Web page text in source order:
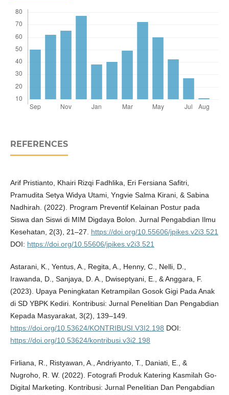
REFERENCES
Arif Pristianto, Khairi Rizqi Fadhlika, Eri Fersiana Safitri,
Pramudita Setya Widya Utami, Yngvie Salma Kirani, & Sabina
Nadhirah. (2022). Program Preventif Kelainan Postur pada
Siswa dan Siswi di MIM Digdaya Bolon. Jurnal Pengabdian Ilmu
Kesehatan, 2(3), 21–27. https://doi.org/10.55606/jpikes.v2i3.521
DOI: https://doi.org/10.55606/jpikes.v2i3.521
Astarani, K., Yentus, A., Regita, A., Henny, C., Nelli, D.,
Irawanda, D., Sanjaya, D. A., Dwiseptyani, E., & Anggara, F.
(2023). Upaya Peningkatan Ketrampilan Gosok Gigi Pada Anak
di SD YBPK Kediri. Kontribusi: Jurnal Penelitian Dan Pengabdian
Kepada Masyarakat, 3(2), 139–149.
https://doi.org/10.53624/KONTRIBUSI.V3I2.198 DOI:
https://doi.org/10.53624/kontribusi.v3i2.198
Firliana, R., Ristyawan, A., Andriyanto, T., Daniati, E., &
Nugroho, R. W. (2022). Fotografi Produk Katering Kasmilah Go-
Digital Marketing. Kontribusi: Jurnal Penelitian Dan Pengabdian